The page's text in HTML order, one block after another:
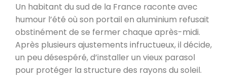
Un habitant du sud de la France raconte avec
humour l’été où son portail en aluminium refusait
obstinément de se fermer chaque après-midi.
Après plusieurs ajustements infructueux, il décide,
un peu désespéré, d’installer un vieux parasol
pour protéger la structure des rayons du soleil.